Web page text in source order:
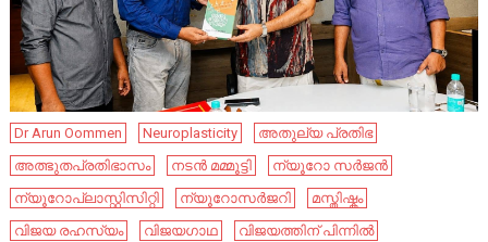
Dr Arun Oommen Neuroplasticity
അതുല്യ പ്രതിഭ
അത്ഭുതപ്രതിഭാസം
നടൻ മമ്മൂട്ടി
ന്യൂറോ സർജൻ
ന്യൂറോപ്ലാസ്റ്റിസിറ്റി
ന്യൂറോസർജറി
മസ്തിഷ്കം
വിജയ രഹസ്യം
വിജയഗാഥ
വിജയത്തിന് പിന്നിൽ